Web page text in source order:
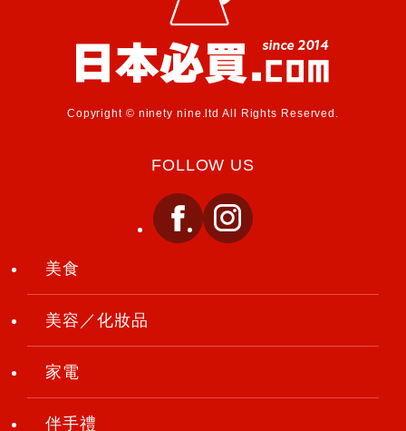
Copyright © ninety nine.ltd All Rights Reserved.
FOLLOW US
美食
美容／化妝品
家電
伴手禮